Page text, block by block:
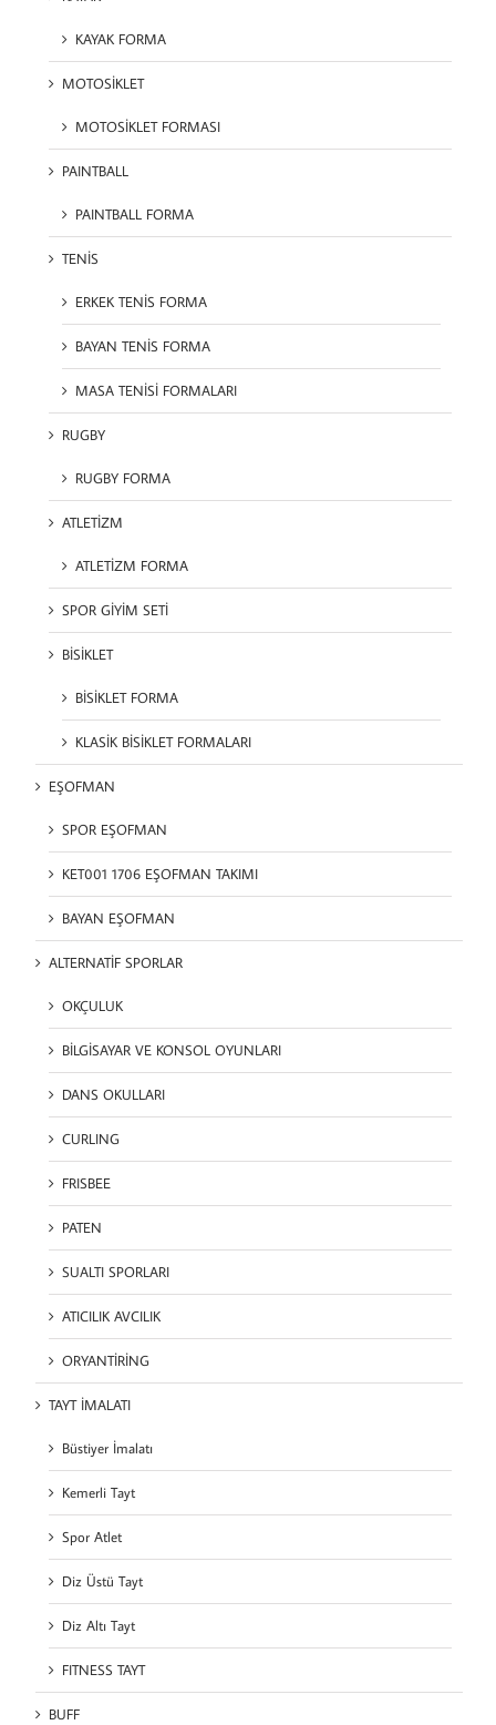
KAYAK FORMA
MOTOSİKLET
MOTOSİKLET FORMASI
PAINTBALL
PAINTBALL FORMA
TENİS
ERKEK TENİS FORMA
BAYAN TENİS FORMA
MASA TENİSİ FORMALARI
RUGBY
RUGBY FORMA
ATLETİZM
ATLETİZM FORMA
SPOR GİYİM SETİ
BİSİKLET
BİSİKLET FORMA
KLASİK BİSİKLET FORMALARI
EŞOFMAN
SPOR EŞOFMAN
KET001 1706 EŞOFMAN TAKIMI
BAYAN EŞOFMAN
ALTERNATİF SPORLAR
OKÇULUK
BİLGİSAYAR VE KONSOL OYUNLARI
DANS OKULLARI
CURLING
FRISBEE
PATEN
SUALTI SPORLARI
ATICILIK AVCILIK
ORYANTİRİNG
TAYT İMALATI
Büstiyer İmalatı
Kemerli Tayt
Spor Atlet
Diz Üstü Tayt
Diz Altı Tayt
FITNESS TAYT
BUFF